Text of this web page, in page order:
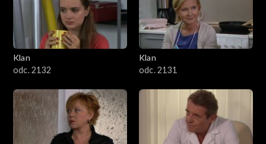
Klan
odc. 2132
Klan
odc. 2131